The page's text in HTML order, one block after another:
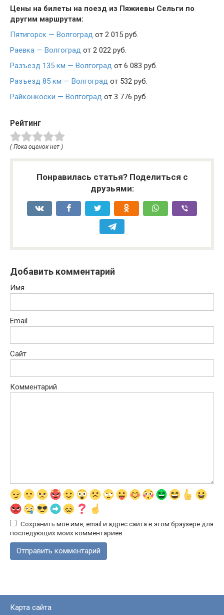
Цены на билеты на поезд из Пяжиевы Сельги по
другим маршрутам:
Пятигорск — Волгоград от 2 015 руб.
Раевка — Волгоград от 2 022 руб.
Разъезд 135 км — Волгоград от 6 083 руб.
Разъезд 85 км — Волгоград от 532 руб.
Райконкоски — Волгоград от 3 776 руб.
Рейтинг
( Пока оценок нет )
Понравилась статья? Поделиться с
друзьями:
Добавить комментарий
Имя
Email
Сайт
Комментарий
Сохранить моё имя, email и адрес сайта в этом браузере для
последующих моих комментариев.
Карта сайта